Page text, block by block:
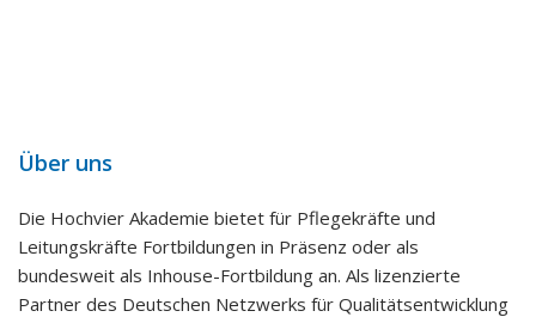
Über uns
Die Hochvier Akademie bietet für Pflegekräfte und
Leitungskräfte Fortbildungen in Präsenz oder als
bundesweit als Inhouse-Fortbildung an. Als lizenzierte
Partner des Deutschen Netzwerks für Qualitätsentwicklung